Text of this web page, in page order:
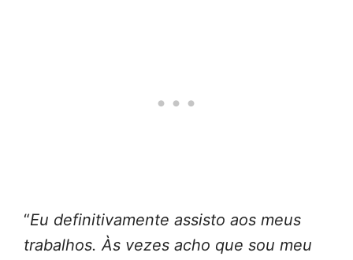
“Eu definitivamente assisto aos meus
trabalhos. Às vezes acho que sou meu